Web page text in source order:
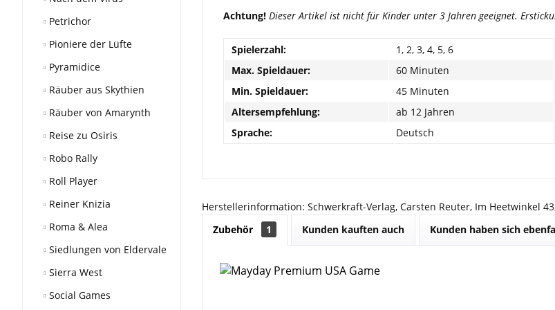
Petrichor
Pioniere der Lüfte
Pyramidice
Räuber aus Skythien
Räuber von Amarynth
Reise zu Osiris
Robo Rally
Roll Player
Reiner Knizia
Roma & Alea
Siedlungen von Eldervale
Sierra West
Social Games
Achtung! Dieser Artikel ist nicht für Kinder unter 3 Jahren geeignet.
Spielerzahl:
1, 2, 3, 4, 5, 6
Max. Spieldauer:
60 Minuten
Min. Spieldauer:
45 Minuten
Altersempfehlung:
ab 12 Jahren
Sprache:
Deutsch
Herstellerinformation: Schwerkraft-Verlag, Carsten Reuter, Im Heetwinkel
Zubehör
1 Kunden kauften auch Kunden haben sich